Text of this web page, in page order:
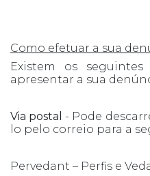
Como efetuar a sua
Existem os
apresentar a sua
Via postal - Pode
lo pelo correio para a
Pervedant – Perfis e